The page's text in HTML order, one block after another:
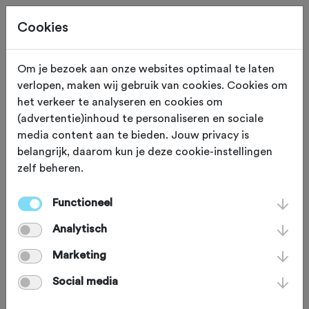
Beoordeling toevoegen voor:
Eshuis Accountants Holterberg
ATB Tocht 2024 - 11-2-2024
Je beoordeling helpt andere sportieve fietsers op
weg. Bedankt!
Wat vond je van deze toertocht?
Cookies
Om je bezoek aan onze websites optimaal te laten
verlopen, maken wij gebruik van cookies. Cookies om
het verkeer te analyseren en cookies om
(advertentie)inhoud te personaliseren en sociale
media content aan te bieden. Jouw privacy is
belangrijk, daarom kun je deze cookie-instellingen
zelf beheren.
Functioneel
Analytisch
Marketing
Social media